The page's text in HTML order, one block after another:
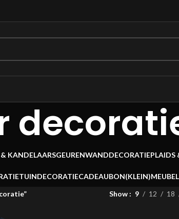
KANDELAARSGEURENWANDDECORATIEPLAIDS
TUINDECORATIECADEAUBON(KLEIN)MEUBEL
Show 9 12 18